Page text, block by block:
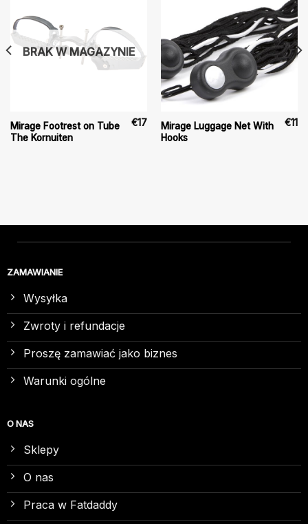
BRAK W MAGAZYNIE
Mirage Footrest on Tube
The Kornuiten
€17
Mirage Luggage Net With
Hooks
€11
ZAMAWIANIE
Wysyłka
Zwroty i refundacje
Proszę zamawiać jako biznes
Warunki ogólne
O NAS
Sklepy
O nas
Praca w Fatdaddy